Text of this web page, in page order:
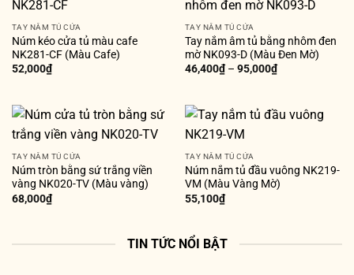
TAY NẮM TỦ CỬA
Núm kéo cửa tủ màu cafe
NK281-CF (Màu Cafe)
52,000₫
TAY NẮM TỦ CỬA
Tay nắm âm tủ bằng nhôm đen
mờ NK093-D (Màu Đen Mờ)
46,400₫– 95,000₫
TAY NẮM TỦ CỬA
Núm tròn bằng sứ trắng viền
vàng NK020-TV (Màu vàng)
68,000₫
TAY NẮM TỦ CỬA
Núm nắm tủ đầu vuông NK219-
VM (Màu Vàng Mờ)
55,100₫
TIN TỨC NỔI BẬT